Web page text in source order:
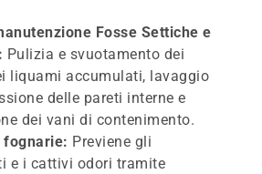
Fosse Settiche e
Pulizia e svuotamento dei
liquami accumulati, lavaggio
delle pareti interne e
dei vani di contenimento.
fognarie: Previene gli
e i cattivi odori tramite